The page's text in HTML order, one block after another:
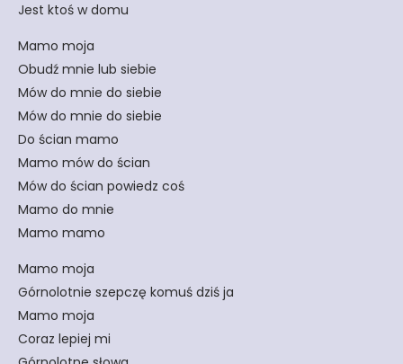
Jest ktoś w domu
Mamo moja
Obudź mnie lub siebie
Mów do mnie do siebie
Mów do mnie do siebie
Do ścian mamo
Mamo mów do ścian
Mów do ścian powiedz coś
Mamo do mnie
Mamo mamo
Mamo moja
Górnolotnie szepczę komuś dziś ja
Mamo moja
Coraz lepiej mi